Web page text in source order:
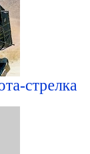
стрелка